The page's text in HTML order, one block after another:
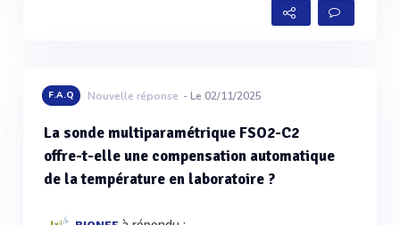
F.A.Q Nouvelle réponse - Le 02/11/2025
La sonde multiparamétrique FSO2-C2
offre-t-elle une compensation automatique
de la température en laboratoire ?